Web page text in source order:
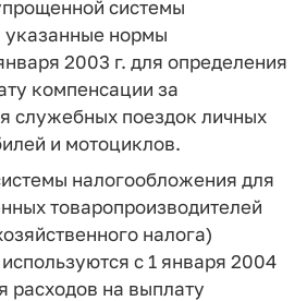
системы
нормы
2003 г. для определения
компенсации за
служебных поездок личных
и мотоциклов.
налогообложения для
товаропроизводителей
налога)
с 1 января 2004
расходов на выплату